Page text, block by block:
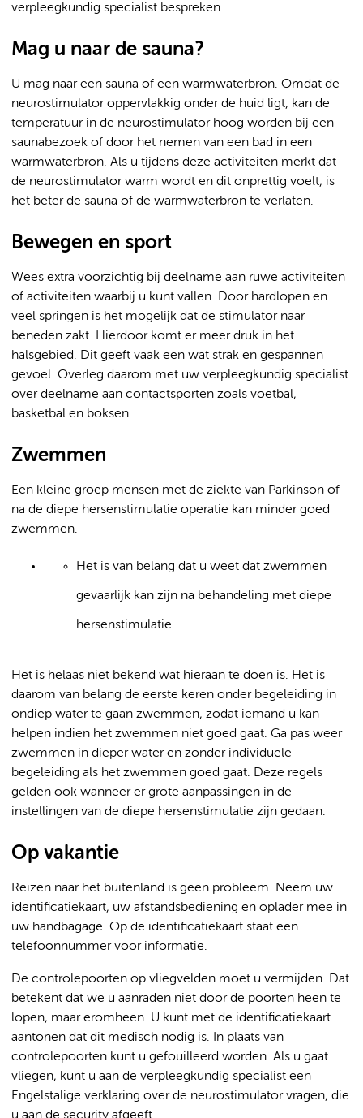
verpleegkundig specialist bespreken.
Mag u naar de sauna?
U mag naar een sauna of een warmwaterbron. Omdat de
neurostimulator oppervlakkig onder de huid ligt, kan de
temperatuur in de neurostimulator hoog worden bij een
saunabezoek of door het nemen van een bad in een
warmwaterbron. Als u tijdens deze activiteiten merkt dat
de neurostimulator warm wordt en dit onprettig voelt, is
het beter de sauna of de warmwaterbron te verlaten.
Bewegen en sport
Wees extra voorzichtig bij deelname aan ruwe activiteiten
of activiteiten waarbij u kunt vallen. Door hardlopen en
veel springen is het mogelijk dat de stimulator naar
beneden zakt. Hierdoor komt er meer druk in het
halsgebied. Dit geeft vaak een wat strak en gespannen
gevoel. Overleg daarom met uw verpleegkundig specialist
over deelname aan contactsporten zoals voetbal,
basketbal en boksen.
Zwemmen
Een kleine groep mensen met de ziekte van Parkinson of
na de diepe hersenstimulatie operatie kan minder goed
zwemmen.
Het is van belang dat u weet dat zwemmen
gevaarlijk kan zijn na behandeling met diepe
hersenstimulatie.
Het is helaas niet bekend wat hieraan te doen is. Het is
daarom van belang de eerste keren onder begeleiding in
ondiep water te gaan zwemmen, zodat iemand u kan
helpen indien het zwemmen niet goed gaat. Ga pas weer
zwemmen in dieper water en zonder individuele
begeleiding als het zwemmen goed gaat. Deze regels
gelden ook wanneer er grote aanpassingen in de
instellingen van de diepe hersenstimulatie zijn gedaan.
Op vakantie
Reizen naar het buitenland is geen probleem. Neem uw
identificatiekaart, uw afstandsbediening en oplader mee in
uw handbagage. Op de identificatiekaart staat een
telefoonnummer voor informatie.
De controlepoorten op vliegvelden moet u vermijden. Dat
betekent dat we u aanraden niet door de poorten heen te
lopen, maar eromheen. U kunt met de identificatiekaart
aantonen dat dit medisch nodig is. In plaats van
controlepoorten kunt u gefouilleerd worden. Als u gaat
vliegen, kunt u aan de verpleegkundig specialist een
Engelstalige verklaring over de neurostimulator vragen, die